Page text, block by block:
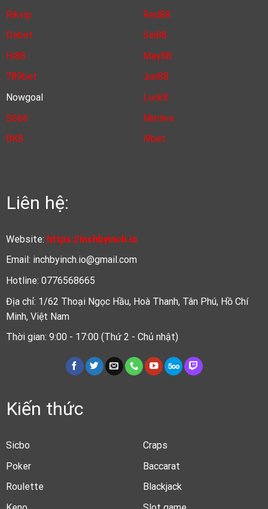
Rikvip
Debet
Hi88
789bet
Nowgoal
S666
BK8
Red88
Sin88
May88
Jun88
Luck8
Mmlive
i9bet
Liên hệ:
Website: https://inchbyinch.io
Email: inchbyinch.io@gmail.com
Hotline: 0776568665
Địa chỉ: 1/62 Thoại Ngọc Hầu, Hoà Thanh, Tân Phú, Hồ Chí
Minh, Việt Nam
Thời gian: 9:00 - 17:00 (Thứ 2 - Chủ nhật)
Kiến thức
Sicbo
Poker
Roulette
Craps
Baccarat
Blackjack